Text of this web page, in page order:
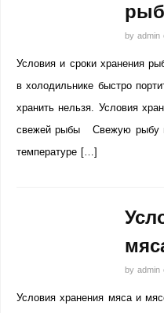
by admin
Условия и сроки хранения
в холодильнике быстро
хранить нельзя. Условия
свежей рыбы Свежую рыбу
температуре […]
by admin
Условия хранения мяса и